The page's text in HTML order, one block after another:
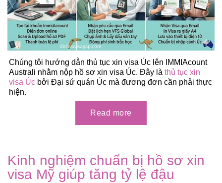
Chúng tôi hướng dẫn thủ tục xin visa Úc lên IMMIAcount
Australi nhằm nộp hồ sơ xin visa Úc. Đây là thủ tục xin
visa Úc bởi Đại sứ quán Úc mà đương đơn cần phải thực
hiện.
Kinh nghiệm chuẩn bị hồ sơ xin
visa Mỹ giúp tăng tỷ lệ đậu